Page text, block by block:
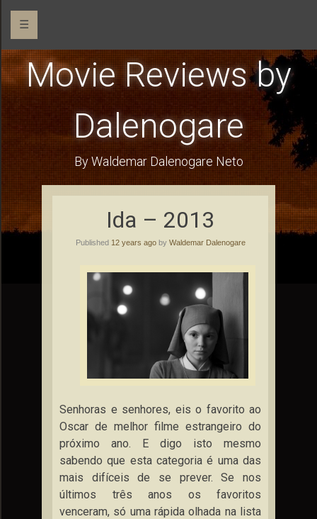
☰
Movie Reviews by
Dalenogare
By Waldemar Dalenogare Neto
Ida – 2013
Published 12 years agoby Waldemar Dalenogare
Senhoras e senhores, eis o favorito ao
Oscar de melhor filme estrangeiro do
próximo ano. E digo isto mesmo
sabendo que esta categoria é uma das
mais difíceis de se prever. Se nos
últimos três anos os favoritos
venceram, só uma rápida olhada na lista